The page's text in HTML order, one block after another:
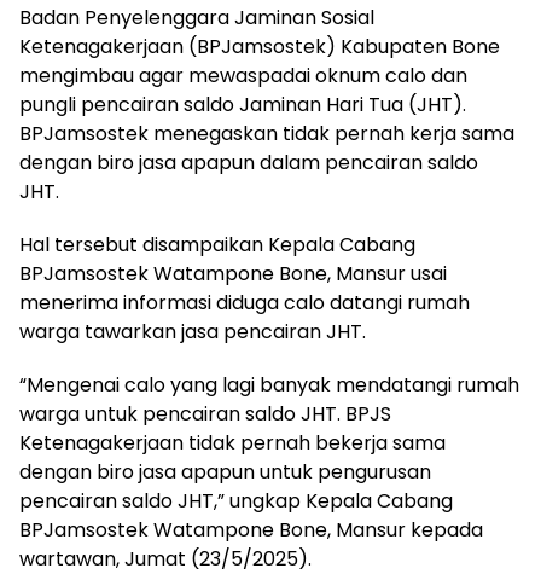
Badan Penyelenggara Jaminan Sosial
Ketenagakerjaan (BPJamsostek) Kabupaten Bone
mengimbau agar mewaspadai oknum calo dan
pungli pencairan saldo Jaminan Hari Tua (JHT).
BPJamsostek menegaskan tidak pernah kerja sama
dengan biro jasa apapun dalam pencairan saldo
JHT.
Hal tersebut disampaikan Kepala Cabang
BPJamsostek Watampone Bone, Mansur usai
menerima informasi diduga calo datangi rumah
warga tawarkan jasa pencairan JHT.
“Mengenai calo yang lagi banyak mendatangi rumah
warga untuk pencairan saldo JHT. BPJS
Ketenagakerjaan tidak pernah bekerja sama
dengan biro jasa apapun untuk pengurusan
pencairan saldo JHT,” ungkap Kepala Cabang
BPJamsostek Watampone Bone, Mansur kepada
wartawan, Jumat (23/5/2025).